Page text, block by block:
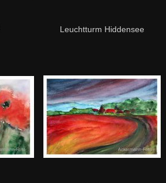
Leuchtturm Hiddensee